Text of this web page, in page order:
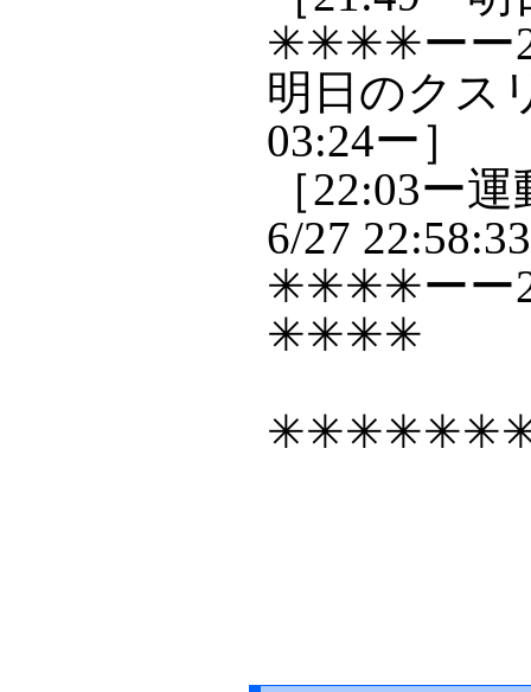
✳✳✳✳ーー
明日のクス
03:24ー］
［22:03ー
6/27
✳✳✳✳ーー
✳✳✳✳